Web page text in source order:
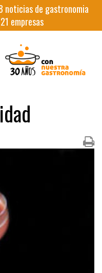
noticias de gastronomia
21 empresas